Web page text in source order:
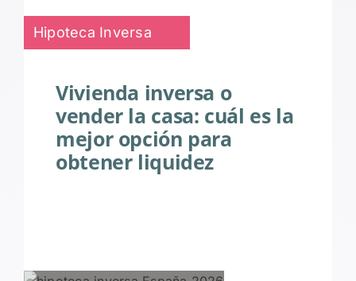
Hipoteca Inversa
Vivienda inversa o
vender la casa: cuál es la
mejor opción para
obtener liquidez